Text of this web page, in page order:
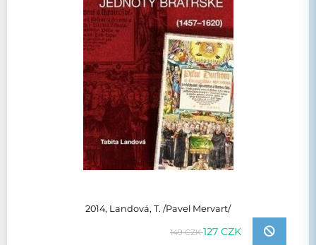
2014, Landová, T. /Pavel Mervart/
149 CZK127 CZK